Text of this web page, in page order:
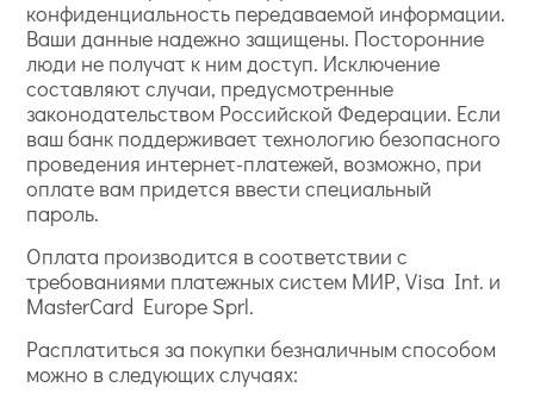
конфиденциальность передаваемой информации.
Ваши данные надежно защищены. Посторонние
люди не получат к ним доступ. Исключение
составляют случаи, предусмотренные
законодательством Российской Федерации. Если
ваш банк поддерживает технологию безопасного
проведения интернет-платежей, возможно, при
оплате вам придется ввести специальный
пароль.
Оплата производится в соответствии с
требованиями платежных систем МИР, Visa Int. и
MasterCard Europe Sprl.
Расплатиться за покупки безналичным способом
можно в следующих случаях: